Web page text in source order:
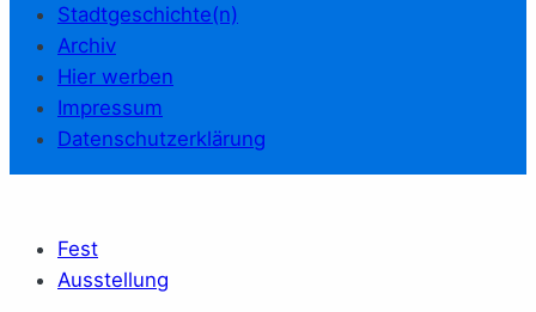
Stadtgeschichte(n)
Archiv
Hier werben
Impressum
Datenschutzerklärung
Fest
Ausstellung